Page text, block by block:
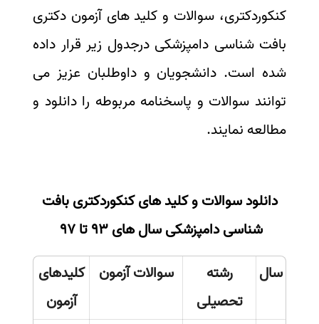
سفارش ترجمه مولتی‌مدیا
سفارش گویندگی
سفارش ترجمه همزمان
سفارش چکیده گرافیکی
سفارش تهیه کاورلتر
کنکوردکتری، سوالات و کلید های آزمون دکتری
بافت شناسی دامپزشکی درجدول زیر قرار داده
شده است. دانشجویان و داوطلبان عزیز می
توانند سوالات و پاسخنامه مربوطه را دانلود و
مطالعه نمایند.
دانلود سوالات و کلید های کنکوردکتری بافت
شناسی دامپزشکی سال های 93 تا 97
سال
رشته
تحصیلی
سوالات آزمون
کلیدهای
آزمون